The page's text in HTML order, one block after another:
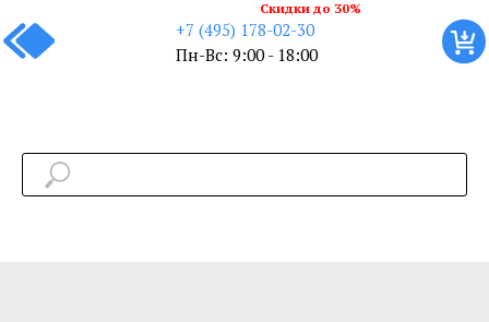
+7 (495) 178-02-30
Пн-Вс: 9:00 - 18:00
Скидки до 30%